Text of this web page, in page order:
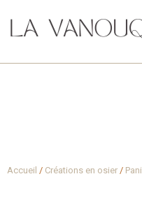
Accueil / Créations en osier /